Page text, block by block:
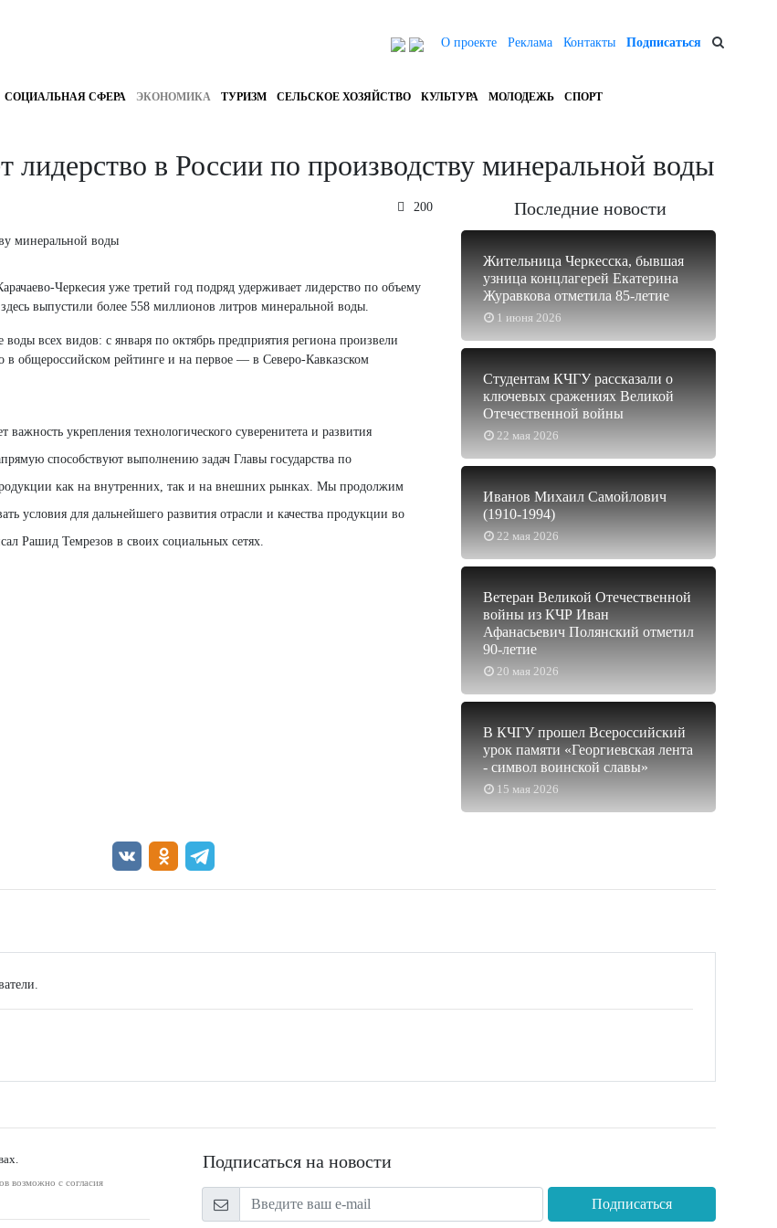
О проекте Реклама Контакты Подписаться
СОЦИАЛЬНАЯ СФЕРА ЭКОНОМИКА ТУРИЗМ СЕЛЬСКОЕ ХОЗЯЙСТВО КУЛЬТУРА МОЛОДЕЖЬ СПОРТ
лидерство в России по производству минеральной воды
200
Черкесия уже третий год подряд удерживает лидерство по объему
выпустили более 558 миллионов литров минеральной воды.
всех видов: с января по октябрь предприятия региона произвели
общероссийском рейтинге и на первое — в Северо-Кавказском
укрепления технологического суверенитета и развития
способствуют выполнению задач Главы государства по
как на внутренних, так и на внешних рынках. Мы продолжим
условия для дальнейшего развития отрасли и качества продукции во
Рашид Темрезов в своих социальных сетях.
Последние новости
1 июня 2026
Жительница Черкесска, бывшая
узница концлагерей Екатерина
Журавкова отметила 85-летие
22 мая 2026
Студентам КЧГУ рассказали о
ключевых сражениях Великой
Отечественной войны
22 мая 2026
Иванов Михаил Самойлович
(1910-1994)
20 мая 2026
Ветеран Великой Отечественной
войны из КЧР Иван
Афанасьевич Полянский отметил
90-летие
15 мая 2026
В КЧГУ прошел Всероссийский
урок памяти «Георгиевская лента
- символ воинской славы»
возможно с согласия
Подписаться на новости
Подписаться